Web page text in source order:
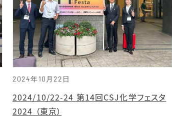
2024年10月22日
2024/10/22-24 第14回CSJ化学フェスタ
2024 （東京）